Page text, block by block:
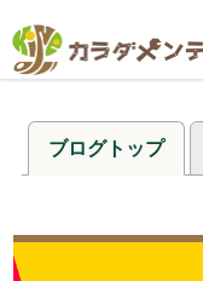
ブログトップ